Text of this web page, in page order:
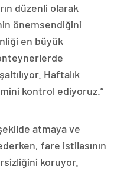
düzenli olarak
önemsendiğini
en büyük
Haftalık
kontrol ediyoruz.”
atmaya ve
fare istilasının
koruyor.